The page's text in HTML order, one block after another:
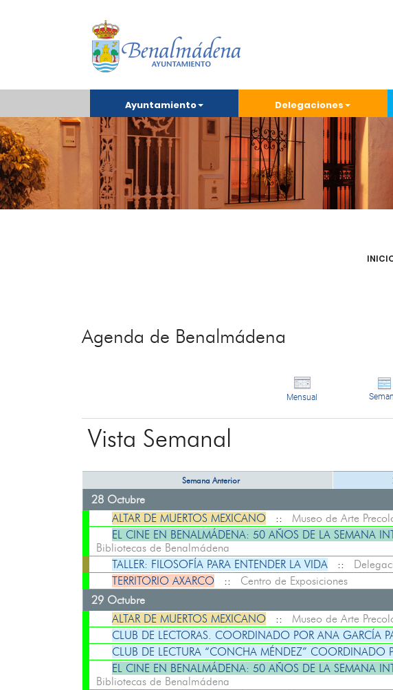
Ayuntamiento Delegaciones
Agenda de Benalmádena
Mensual
Vista Semanal
Semana Anterior
28 Octubre
ALTAR DE MUERTOS MEXICANO :: Museo de Arte
EL CINE EN BENALMÁDENA: 50 AÑOS DE LA SEMANA
Bibliotecas de Benalmádena
TALLER: FILOSOFÍA PARA ENTENDER LA VIDA::
TERRITORIO AXARCO :: Centro de Exposiciones
29 Octubre
ALTAR DE MUERTOS MEXICANO :: Museo de Arte
CLUB DE LECTORAS. COORDINADO POR ANA GARCÍA
CLUB DE LECTURA “CONCHA MÉNDEZ” COORDINADO
EL CINE EN BENALMÁDENA: 50 AÑOS DE LA SEMANA
Bibliotecas de Benalmádena